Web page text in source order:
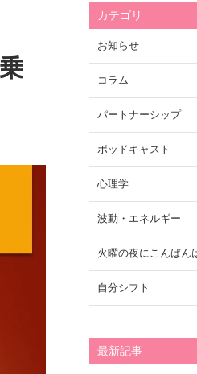
カテゴリ
お知らせ
コラム
パートナーシップ
ポッドキャスト
心理学
波動・エネルギー
火曜の夜にこんばん
自分シフト
最新記事